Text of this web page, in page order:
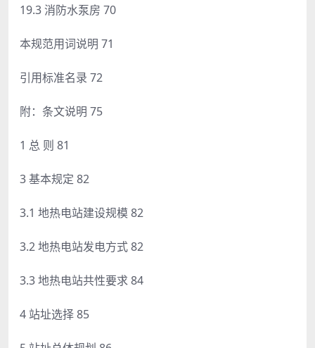
19.3 消防水泵房 70
本规范用词说明 71
引用标准名录 72
附：条文说明 75
1 总 则 81
3 基本规定 82
3.1 地热电站建设规模 82
3.2 地热电站发电方式 82
3.3 地热电站共性要求 84
4 站址选择 85